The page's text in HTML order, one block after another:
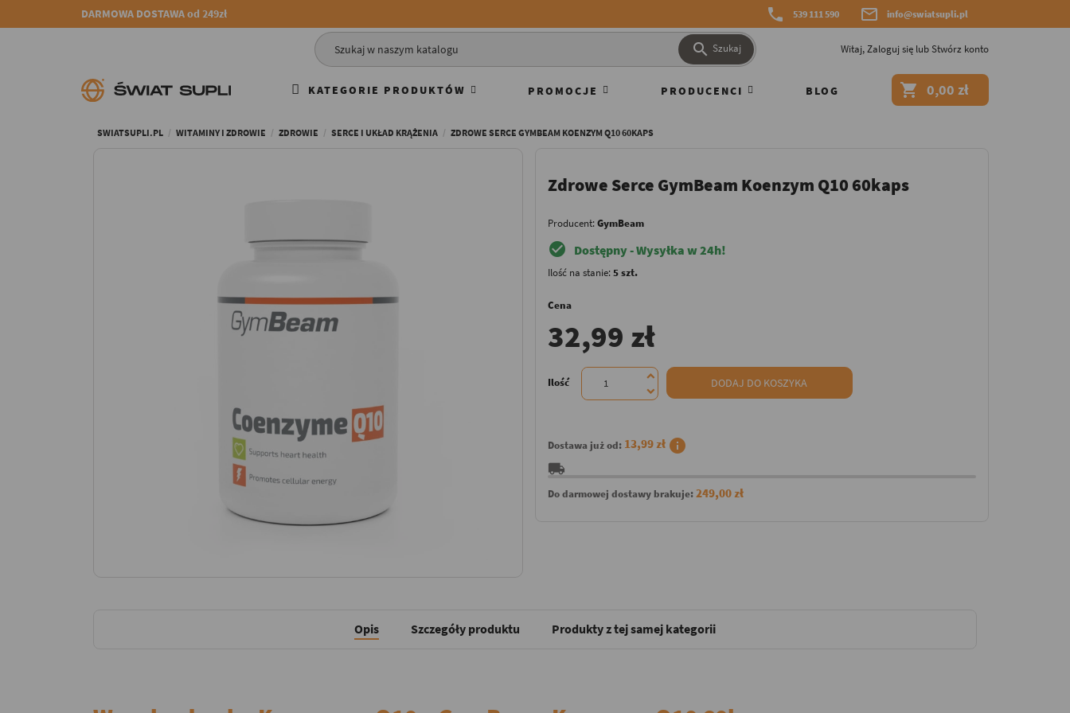
DARMOWA DOSTAWA od 249zł  539 111 590  info@swiatsupli.pl
 Szukaj Witaj,Zaloguj się lubStwórz konto
KATEGORIE PRODUKTÓW PROMOCJE PRODUCENCI BLOG  0,00 zł
SWIATSUPLI.PL WITAMINY I ZDROWIE ZDROWIE SERCE I UKŁAD KRĄŻENIA ZDROWE SERCE GYMBEAM KOENZYM Q10 60KAPS
Zdrowe Serce GymBeam Koenzym Q10 60kaps
Producent:GymBeam
check_circle Dostępny - Wysyłka w 24h!
Ilość na stanie:5 szt.
Cena
32,99 zł
Ilość DODAJ DO KOSZYKA
Dostawa już od: 13,99 zł info
local_shipping
Do darmowej dostawy brakuje: 249,00 zł
Opis Szczegóły produktu Produkty z tej samej kategorii